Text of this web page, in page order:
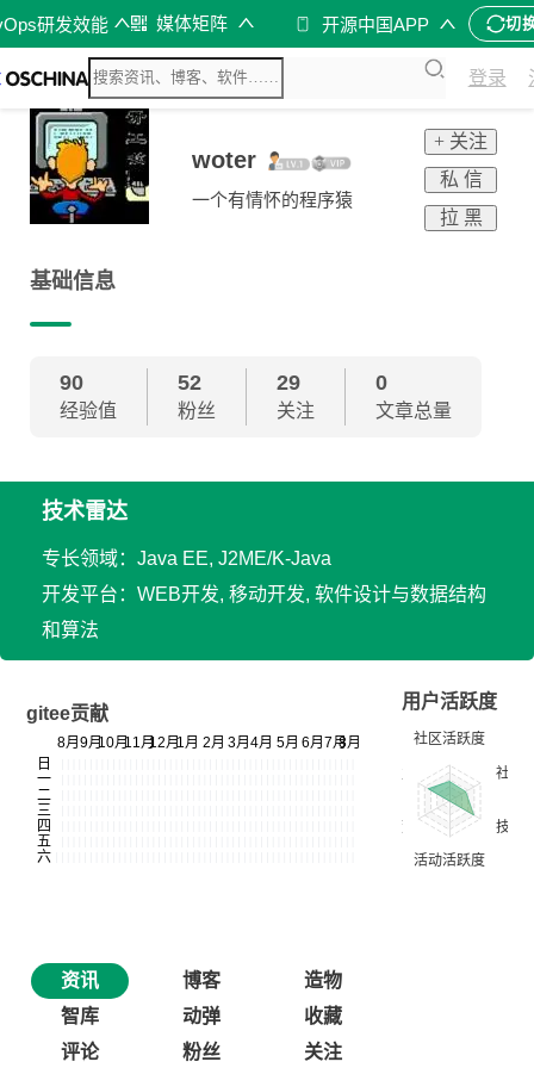
研发效能 媒体矩阵 开源中国APP 切
登录
woter
一个有情怀的程序猿
+ 关注
私 信
拉 黑
基础信息
90
经验值
52
粉丝
29
关注
0
文章总量
技术雷达
专长领域：Java EE, J2ME/K-Java
开发平台：WEB开发, 移动开发, 软件设计与数据结构
和算法
gitee贡献
用户活跃度
资讯 博客
造物
智库
动弹
收藏
评论
粉丝 关注